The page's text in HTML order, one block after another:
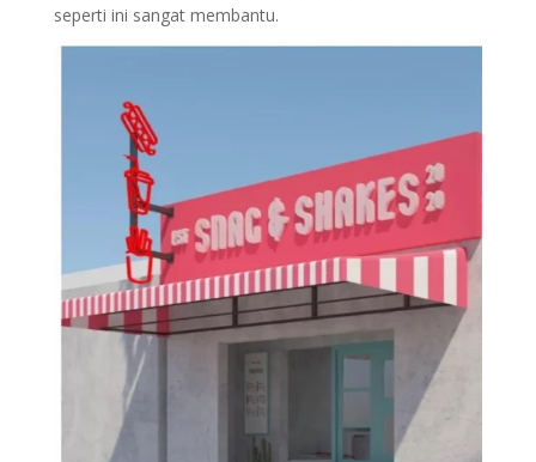
seperti ini sangat membantu.